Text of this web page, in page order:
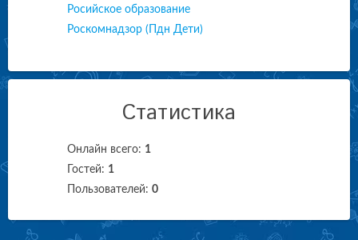
Росийское образование
Роскомнадзор (Пдн Дети)
Статистика
Онлайн всего: 1
Гостей: 1
Пользователей: 0